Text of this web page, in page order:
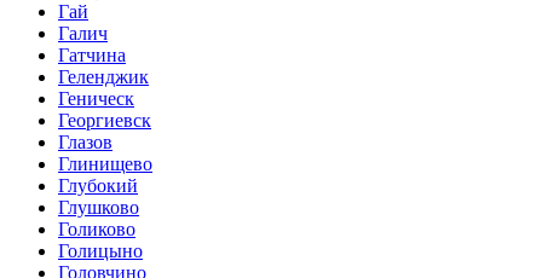
Гай
Галич
Гатчина
Геленджик
Геническ
Георгиевск
Глазов
Глинищево
Глубокий
Глушково
Голиково
Голицыно
Головчино